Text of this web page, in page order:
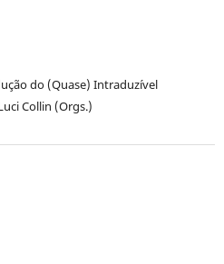
do (Quase) Intraduzível
Collin (Orgs.)